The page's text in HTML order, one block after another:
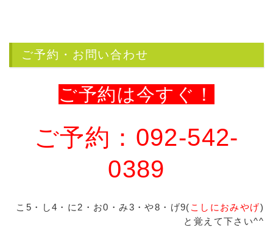
ご予約・お問い合わせ
ご予約は今すぐ！
ご予約：092-542-
0389
こ5・し4・に2・お0・み3・や8・げ9( こしにおみやげ)
と覚えて下さい^^